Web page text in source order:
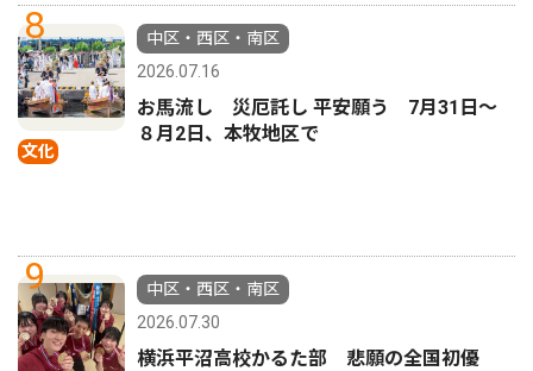
8
文化
中区・西区・南区
2026.07.16
お馬流し 災厄託し 平安願う 7月31日〜
８月2日、本牧地区で
9
中区・西区・南区
2026.07.30
横浜平沼高校かるた部 悲願の全国初優